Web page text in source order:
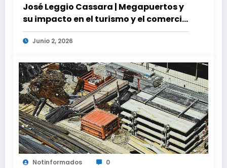
José Leggio Cassara | Megapuertos y
su impacto en el turismo y el comercio
global
Junio 2, 2026
Notinformados 0